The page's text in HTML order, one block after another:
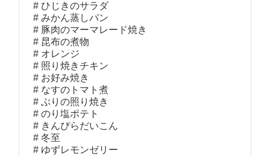
ひじきのサラダ
みかん蒸しパン
豚肉のマーマレード焼き
昆布の煮物
オレンジ
照り焼きチキン
お好み焼き
なすのトマト煮
ぶりの照り焼き
のり塩ポテト
きんぴらだいこん
冬至
ゆずレモンゼリー